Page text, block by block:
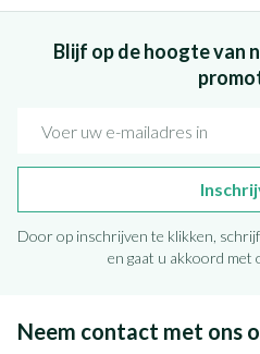
Blijf op de hoogte van
Door op inschrijven te klikken,
en gaat u akkoord met
Neem contact met ons